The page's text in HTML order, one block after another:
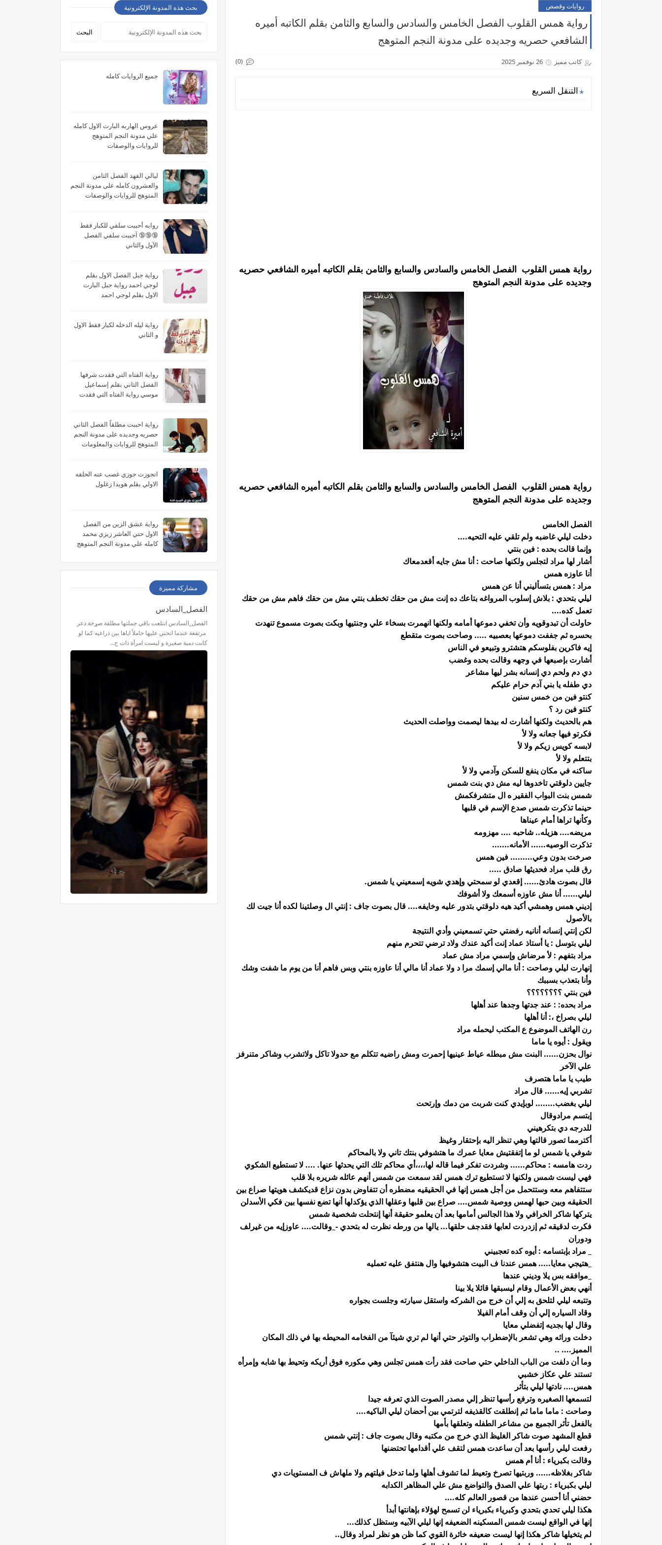
روايات وقصص
رواية همس القلوب الفصل الخامس والسادس والسابع والثامن بقلم الكاتبه أميره
الشافعي حصريه وجديده على مدونة النجم المتوهج
كاتب مميز 26 نوفمبر 2025 (0)
التنقل السريع
رواية همس القلوب الفصل الخامس والسادس والسابع والثامن بقلم الكاتبه أميره الشافعي حصريه
وجديده على مدونة النجم المتوهج
رواية همس القلوب الفصل الخامس والسادس والسابع والثامن بقلم الكاتبه أميره الشافعي حصريه
وجديده على مدونة النجم المتوهج
الفصل الخامس
دخلت ليلي غاضبه ولم تلقي عليه التحيه....
وإنما قالت بحده : فين بنتي
أشار لها مراد لتجلس ولكنها صاحت : أنا مش جايه أقعدمعاك
أنا عاوزه همس
مراد : همس بتسأليني أنا عن همس
ليلي بتحدي : بلاش إسلوب المرواغه بتاعك ده إنت مش من حقك تخطف بنتي مش من حقك فاهم مش من حقك
تعمل كده....
حاولت أن تبدوقويه وأن تخفي دموعها أمامه ولكنها انهمرت بسخاء علي وجنتيها وبكت بصوت مسموع تنهدت
بحسره ثم جففت دموعها بعصبيه ..... وصاحت بصوت متقطع
إيه فاكرين بفلوسكم هتشترو وتبيعو في الناس
أشارت بإصبعها في وجهه وقالت بحده وغضب
دي دم ولحم دي إنسانه بشر ليها مشاعر
دي طفله يا بني آدم حرام عليكم
كنتو فين من خمس سنين
كنتو فين رد ؟
هم بالحديث ولكنها أشارت له بيدها ليصمت وواصلت الحديث
فكرتو فيها جعانه ولا لأ
لابسه كويس زيكم ولا لأ
بتتعلم ولا لأ
ساكنه في مكان ينفع للسكن وآدمي ولا لأ
جايين دلوقتي تاخدوها ليه مش دي بنت شمس
شمس بنت البواب الفقير ه ال متشرفكمش
حينما تذكرت شمس صدع الإسم في قلبها
وكأنها تراها أمام عيناها
مريضه.... هزيله.. شاحبه .... مهزومه
تذكرت الوصيه...... الأمانه.......
صرخت بدون وعي......... فين همس
رق قلب مراد فحديثها صادق .....
قال بصوت هادئ...... إقعدي لو سمحتي وإهدي شويه إسمعيني يا شمس.
ليلي...... أنا مش عاوزه أسمعك ولا أشوفك
إديني همس وهمشي أكيد هيه دلوقتي بتدور عليه وخايفه.... قال بصوت جاف : إنتي ال وصلتينا لكده أنا جيت لك
بالأصول
لكن إنتي إنسانه أنانيه رفضتي حتي تسمعيني وأدي النتيجة
ليلي بتوسل : يا أستاذ عماد إنت أكيد عندك ولاد ترضي تتحرم منهم
مراد بتفهم : لأ مرضاش وإسمي مراد مش عماد
إنهارت ليلي وصاحت : أنا مالي إسمك مرا د ولا عماد أنا مالي أنا عاوزه بنتي وبس فاهم أنا من يوم ما شفت وشك
وأنا بتعذب بسببك
فين بنتي ؟؟؟؟؟؟؟؟
مراد بحده: : عند جدتها وجدها عند أهلها
ليلي بصراخ ،: أنا أهلها
رن الهاتف الموضوع ع المكتب ليحمله مراد
ويقول : أيوه يا ماما
نوال بحزن...... البنت مش مبطله عياط عينيها إحمرت ومش راضيه تتكلم مع حدولا تاكل ولاتشرب وشاكر متنرفز
علي الآخر
طيب يا ماما هتصرف
تشربي إيه...... قال مراد
ليلي بغضب........ لوبإيدي كنت شربت من دمك وإرتحت
إبتسم مرادوقال
للدرجه دي بتكرهيني
أكترمما تصور قالتها وهي تنظر اليه بإحتقار وغيظ
شوفي يا شمس لو ما إتفقتيش معايا عمرك ما هتشوفي بنتك تاني ولا بالمحاكم
ردت هامسه : محاكم...... وشردت تفكر فيما قاله لها،،،،أي محاكم تلك التي يحدثها عنها. .... لا تستطيع الشكوي
فهي ليست شمس ولكنها لا تستطيع ترك همس لقد سمعت من شمس أنهم عائله شريره بلا قلب
ستتفاهم معه وستتحمل من أجل همس إنها في الحقيقيه مضطره أن تتفاوض بدون نزاع قديكشف هويتها صراع بين
الحقيقه وبين حبها لهمس ووصية شمس.... صراع بين قلبها وعقلها الذي يؤكدلها أنها تضع نفسها بين فكي الأسدلن
يتركها شاكر الخرافي ولا هذا الجالس أمامها بعد أن يعلمو حقيقة أنها إنتحلت شخصية شمس
فكرت لدقيقه ثم إزدردت لعابها فقدجف حلقها... يالها من ورطه نظرت له بتحدي -_وقالت.... عاوزإيه من غيرلف
ودوران
_ مراد بإبتسامه : أيوه كده تعجبيني
_هتيجي معايا..... همس عندنا ف البيت هتشوفيها وال هنتفق عليه تعمليه
_موافقه بس يلا وديني عندها
أنهي بعض الأعمال وقام ليسبقها قائلا يلا بينا
وتتبعه ليلي لتلحق به إلي أن خرج من الشركه واستقل سيارته وجلست بجواره
وقاد السياره إلي أن وقف أمام الفيلا
وقال لها بجديه إتفضلي معايا
دخلت ورائه وهي تشعر بالإضطراب والتوتر حتي أنها لم تري شيئآ من الفخامه المحيطه بها في ذلك المكان
المميز.... ..
وما أن دلفت من الباب الداخلي حتي صاحت فقد رأت همس تجلس وهي مكوره فوق أريكه وتحيط بها شابه وإمرأه
تستند علي عكاز خشبي
همس.... نادتها ليلي بتأثر
لتسمعها الصغيره وترفع رأسها تنظر إلي مصدر الصوت الذي تعرفه جيدا
وصاحت : ماما ماما ثم إنطلقت كالقذيفه لترتمي بين أحضان ليلي الباكيه....
بالفعل تأثر الجميع من مشاعر الطفله وتعلقها بأمها
قطع المشهد صوت شاكر الغليظ الذي خرج من مكتبه وقال بصوت جاف : إنتي شمس
رفعت ليلي رأسها بعد أن ساعدت همس لتقف علي أقدامها تحتضنها
وقالت بكبرياء : أنا أم همس
شاكر بغلاظه...... وربتيها تصرخ وتعيط لما تشوف أهلها ولما تدخل فيلتهم ولا ملهاش ف المستويات دي
ليلي بكبرياء : ربتها علي الصدق والتواضع مش علي المظاهر الكدابه
حضني أنا أحسن عندها من قصور العالم كله....
هكذا ليلي تحدي بتحدي وكبرياء بكبرياء لن تسمح لهؤلاء بإهانتها أبدأ
إنها في الواقع ليست شمس المسكينه الضعيفه إنها ليلي الآبيه وستظل كذلك...
لم يتخيلها شاكر هكذا إنها ليست ضعيفه خائرة القوي كما ظن هو نظر لمراد وقال..
بحث هذه المدونة الإلكترونية
جميع الروايات كامله
عروس الهاربه البارت الاول كامله
علي مدونة النجم المتوهج
للروايات والوصفات
ليالي الفهد الفصل الثامن
والعشرون كامله علي مدونة النجم
المتوهج للروايات والوصفات
روايه أحببت سلفي للكبار فقط
🔞🔞🔞 آحببت سلفي الفصل
الآول والثاني
رواية جبل الفصل الاول بقلم
لوجي احمد رواية جبل البارت
الاول بقلم لوجي احمد
رواية ليله الدخله لكبار فقط الاول
و الثاني
رواية الفتاه التي فقدت شرفها
الفصل الثاني بقلم إسماعيل
موسي رواية الفتاه التي فقدت
فقدت شرفها الجزء الثاني بقلم
إسماعيل موسي
رواية احببت مطلقاً الفصل الثاني
حصريه وجديده على مدونة النجم
المتوهج للروايات والمعلومات
اتجوزت جوزي غصب عنه الحلقه
الاولي بقلم هويدا زغلول
رواية عشق الزين من الفصل
الاول حتي العاشر زيزي محمد
كامله علي مدونة النجم المتوهج
مشاركة مميزة
الفصل_السادس
الفصل_السادس ابتلعت باقي جملتها مطلقة صړخة ذعر
مرتفعة عندما انحني عليها حاملاً اياها بين ذراعيه كما لو
كانت دمية صغيرة و ليست امرأة ذات ج…